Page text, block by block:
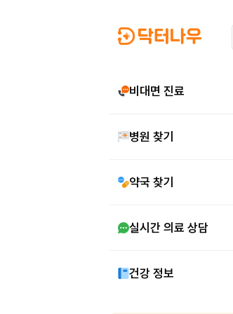
비대면 진료
병원 찾기
약국 찾기
실시간 의료 상담
건강 정보